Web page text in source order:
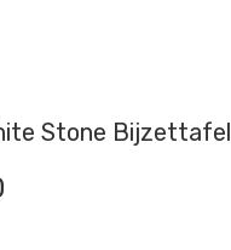
Stone Bijzettafel